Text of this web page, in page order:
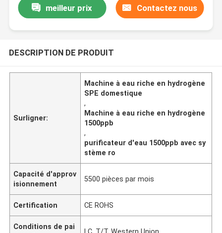
meilleur prix Contactez nous
DESCRIPTION DE PRODUIT
Surligner:
Machine à eau riche en hydrogène
SPE domestique
,
Machine à eau riche en hydrogène
1500ppb
,
purificateur d'eau 1500ppb avec sy
stème ro
Capacité d'approv
isionnement
5500 pièces par mois
Certification CE ROHS
Conditions de pai
LC, T/T, Western Union